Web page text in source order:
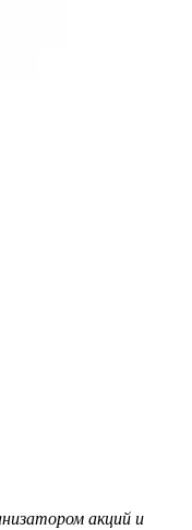
акций и